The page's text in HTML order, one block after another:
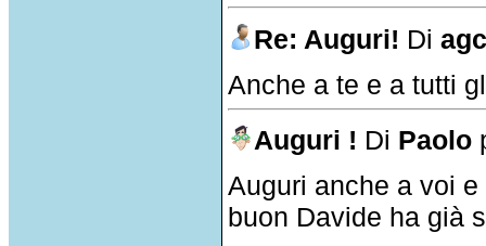
Re: Auguri! Di
Anche a te e a tutti
Auguri ! Di Paolo
Auguri anche a voi
buon Davide ha già